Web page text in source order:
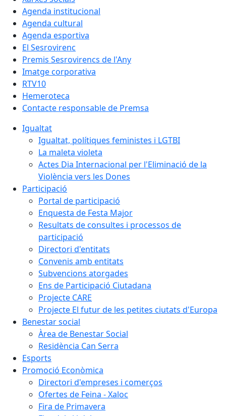
Agenda institucional
Agenda cultural
Agenda esportiva
El Sesrovirenc
Premis Sesrovirencs de l'Any
Imatge corporativa
RTV10
Hemeroteca
Contacte responsable de Premsa
Igualtat
Igualtat, polítiques feministes i LGTBI
La maleta violeta
Actes Dia Internacional per l'Eliminació de la
Violència vers les Dones
Participació
Portal de participació
Enquesta de Festa Major
Resultats de consultes i processos de
participació
Directori d'entitats
Convenis amb entitats
Subvencions atorgades
Ens de Participació Ciutadana
Projecte CARE
Projecte El futur de les petites ciutats d'Europa
Benestar social
Àrea de Benestar Social
Residència Can Serra
Esports
Promoció Econòmica
Directori d'empreses i comerços
Ofertes de Feina - Xaloc
Fira de Primavera